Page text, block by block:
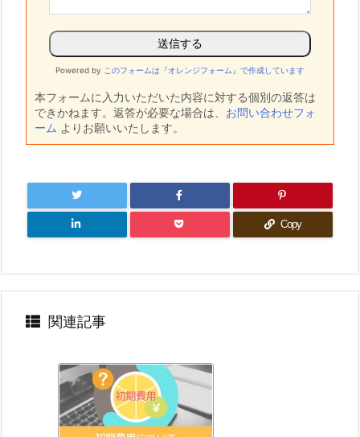
Powered by このフォームは『オレンジフォーム』で作成しています
本フォームに入力いただいた内容に対する個別の返答は
できかねます。返答が必要な場合は、 お問い合わせフォ
ーム よりお願いいたします。
Copy
関連記事